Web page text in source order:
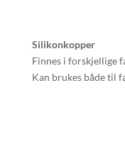
Silikonkopper
Finnes i forskjellige
Kan brukes både til